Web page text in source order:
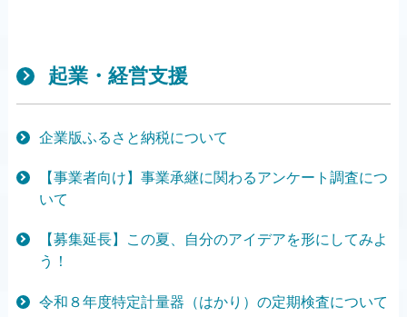
起業・経営支援
企業版ふるさと納税について
【事業者向け】事業承継に関わるアンケート調査につ
いて
【募集延長】この夏、自分のアイデアを形にしてみよ
う！
令和８年度特定計量器（はかり）の定期検査について